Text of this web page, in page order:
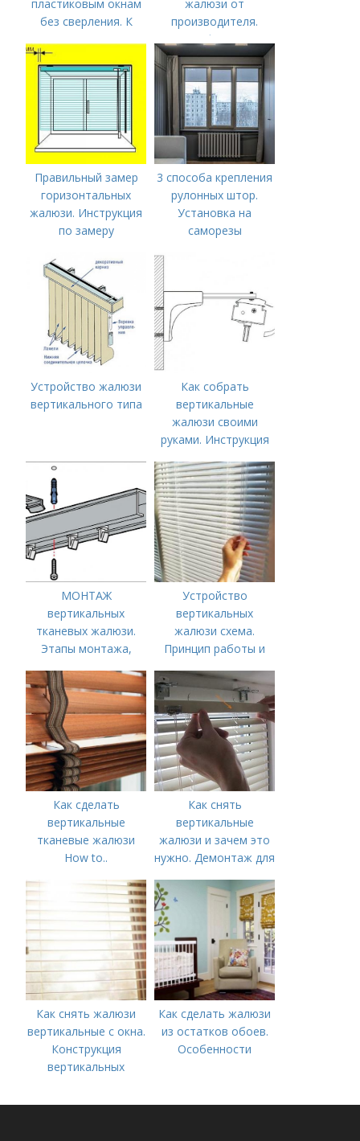
пластиковым окнам
без сверления. К
жалюзи от
производителя.
Мультифактурные
жалюзи
Правильный замер
горизонтальных
жалюзи. Инструкция
по замеру
жалюзи
3 способа крепления
рулонных штор.
Установка на
саморезы
Устройство жалюзи
вертикального типа
Как собрать
вертикальные
жалюзи своими
руками. Инструкция
МОНТАЖ
вертикальных
тканевых жалюзи.
Этапы монтажа,
Устройство
вертикальных
жалюзи схема.
Принцип работы и
жалюзи
Как сделать
вертикальные
тканевые жалюзи
How to..
жалюзи
Как снять
вертикальные
жалюзи и зачем это
нужно. Демонтаж для
Как снять жалюзи
вертикальные с окна.
Конструкция
вертикальных
Как сделать жалюзи
из остатков обоев.
Особенности